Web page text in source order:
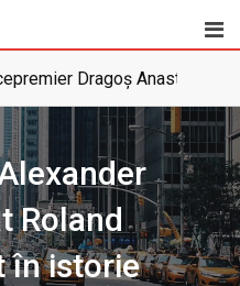
Dragoș Anastasiu
Roland
în istorie